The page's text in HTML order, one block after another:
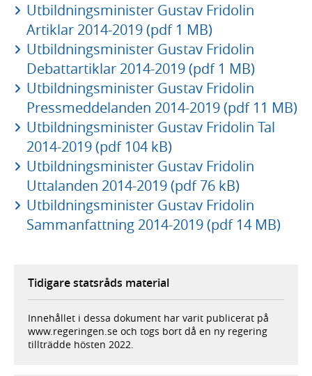
Utbildningsminister Gustav Fridolin
Artiklar 2014-2019 (pdf 1 MB)
Utbildningsminister Gustav Fridolin
Debattartiklar 2014-2019 (pdf 1 MB)
Utbildningsminister Gustav Fridolin
Pressmeddelanden 2014-2019 (pdf 11 MB)
Utbildningsminister Gustav Fridolin Tal
2014-2019 (pdf 104 kB)
Utbildningsminister Gustav Fridolin
Uttalanden 2014-2019 (pdf 76 kB)
Utbildningsminister Gustav Fridolin
Sammanfattning 2014-2019 (pdf 14 MB)
Tidigare statsråds material
Innehållet i dessa dokument har varit publicerat på
www.regeringen.se och togs bort då en ny regering
tillträdde hösten 2022.